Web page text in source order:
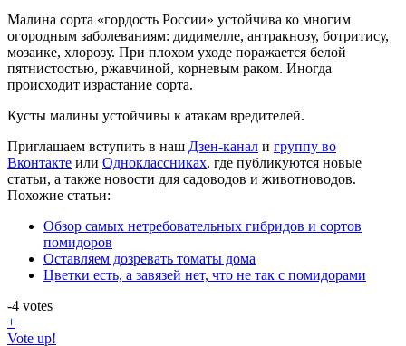
Малина сорта «гордость России» устойчива ко многим
огородным заболеваниям: дидимелле, антракнозу, ботритису,
мозаике, хлорозу. При плохом уходе поражается белой
пятнистостью, ржавчиной, корневым раком. Иногда
происходит израстание сорта.
Кусты малины устойчивы к атакам вредителей.
Приглашаем вступить в наш Дзен-канал и группу во
Вконтакте или Одноклассниках, где публикуются новые
статьи, а также новости для садоводов и животноводов.
Похожие статьи:
Обзор самых нетребовательных гибридов и сортов
помидоров
Оставляем дозревать томаты дома
Цветки есть, а завязей нет, что не так с помидорами
-4 votes
+
Vote up!